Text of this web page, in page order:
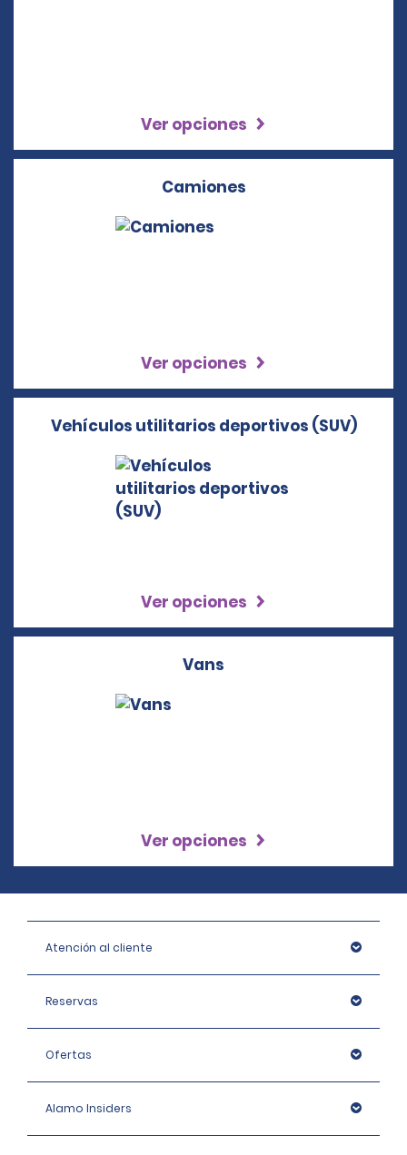
Ver opciones
Camiones
Ver opciones
Vehículos utilitarios deportivos (SUV)
Ver opciones
Vans
Ver opciones
Atención al cliente
Reservas
Ofertas
Alamo Insiders